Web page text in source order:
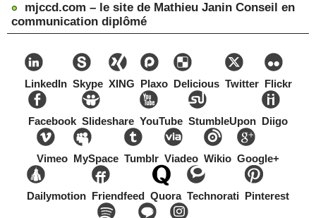
mjccd.com – le site de Mathieu Janin Conseil en
communication diplômé
LinkedIn Skype XING Plaxo Delicious Twitter Flickr
Facebook Slideshare YouTube StumbleUpon Diigo
Vimeo MySpace Tumblr Viadeo Wikio Google+
Dailymotion Friendfeed Quora Technorati Pinterest